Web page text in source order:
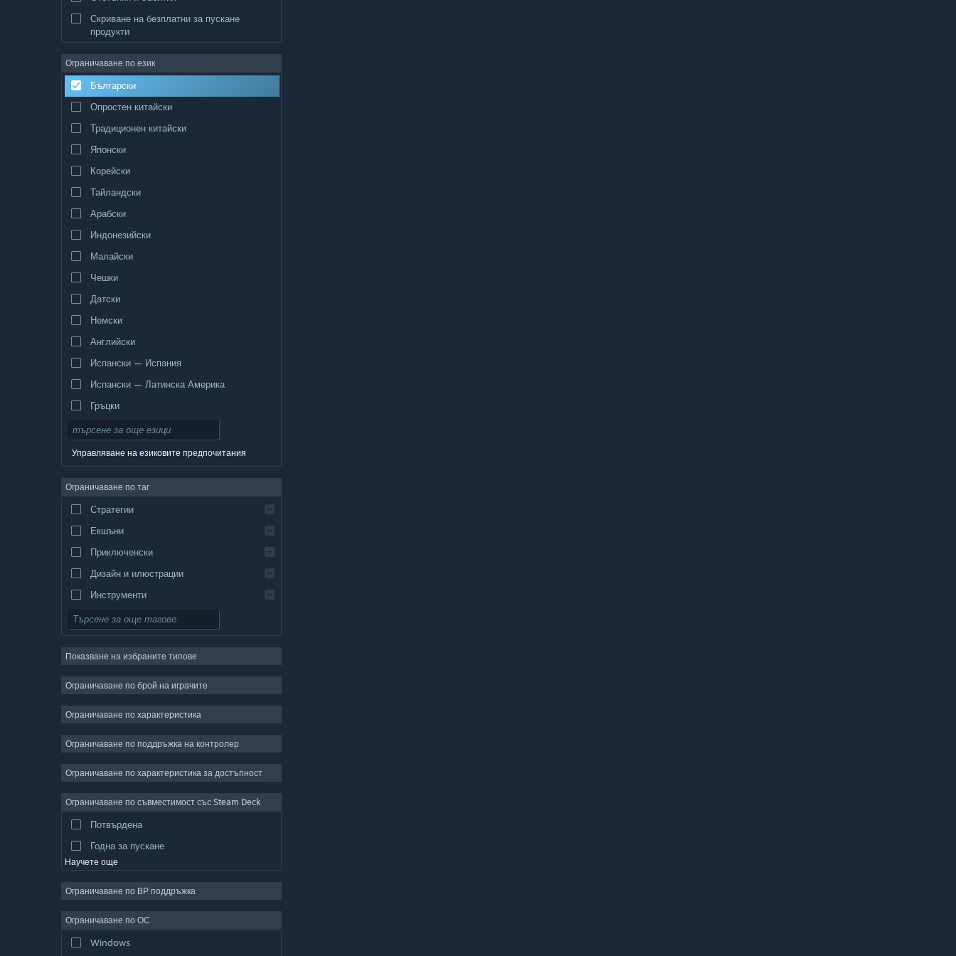
Скриване на безплатни за пускане
продукти
Ограничаване по език
Български
Опростен китайски
Традиционен китайски
Японски
Корейски
Тайландски
Арабски
Индонезийски
Малайски
Чешки
Датски
Немски
Английски
Испански — Испания
Испански — Латинска Америка
Гръцки
Управляване на езиковите предпочитания
Ограничаване по таг
Стратегии
Екшъни
Приключенски
Дизайн и илюстрации
Инструменти
Безплатни за пускане
Масивни мрежови
Независими
Неангажиращи
Симулации
Видео продукция
Редактор на снимки
Показване на избраните типове
Ограничаване по брой на играчите
Ограничаване по характеристика
Ограничаване по поддръжка на контролер
Ограничаване по характеристика за достъпност
Ограничаване по съвместимост със Steam Deck
Потвърдена
Годна за пускане
Научете още
Ограничаване по ВР поддръжка
Ограничаване по ОС
Windows